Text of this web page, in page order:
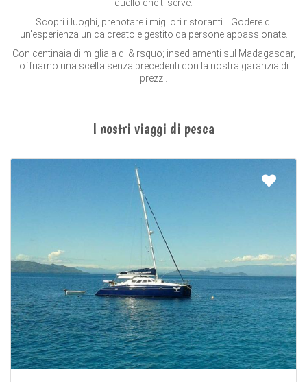
quello che ti serve.
Scopri i luoghi, prenotare i migliori ristoranti… Godere di
un'esperienza unica creato e gestito da persone appassionate.
Con centinaia di migliaia di & rsquo; insediamenti sul Madagascar,
offriamo una scelta senza precedenti con la nostra garanzia di
prezzi.
I nostri viaggi di pesca